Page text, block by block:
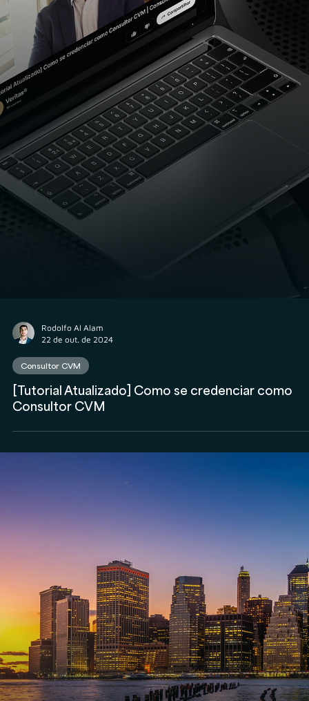
CVM divulga nova interpretação sobre Perfil